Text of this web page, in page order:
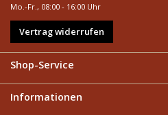
Mo.-Fr., 08:00 - 16:00 Uhr
Vertrag widerrufen
Shop-Service
Informationen